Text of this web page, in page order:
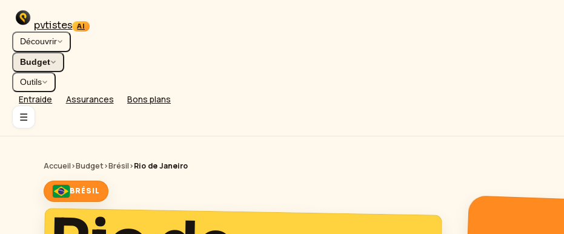
pvtistes AI
Découvrir
Budget
Outils
Entraide Assurances Bons plans
☰
Accueil›Budget›Brésil›Rio de Janeiro
BRÉSIL